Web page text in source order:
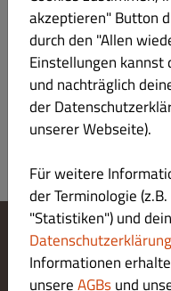
Lammfleisch
saurer
Cookie-Einstellungen ändern
Kontaktiere uns
akzeptieren" Button
durch den "Allen
Einstellungen
und nachträglich
der
unserer Webseite).
Für weitere
der Terminologie
"Statistiken") und
Datenschutzerklärung
Informationen
unsereAGBsund